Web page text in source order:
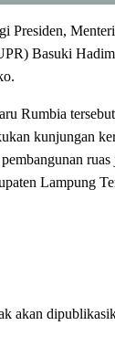
Presiden,
Basuki
Rumbia
kunjungan
Lampung
akan